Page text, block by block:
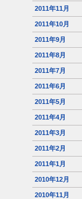
2011年11月
2011年10月
2011年9月
2011年8月
2011年7月
2011年6月
2011年5月
2011年4月
2011年3月
2011年2月
2011年1月
2010年12月
2010年11月